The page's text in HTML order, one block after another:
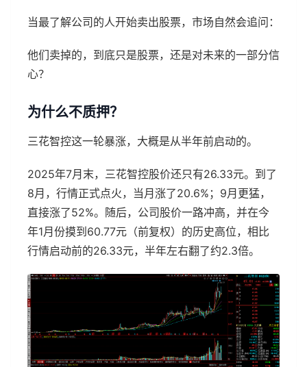
当最了解公司的人开始卖出股票，市场自然会追问：
他们卖掉的，到底只是股票，还是对未来的一部分信
心？
为什么不质押？
三花智控这一轮暴涨，大概是从半年前启动的。
2025年7月末，三花智控股价还只有26.33元。到了
8月，行情正式点火，当月涨了20.6%；9月更猛，
直接涨了52%。随后，公司股价一路冲高，并在今
年1月份摸到60.77元（前复权）的历史高位，相比
行情启动前的26.33元，半年左右翻了约2.3倍。